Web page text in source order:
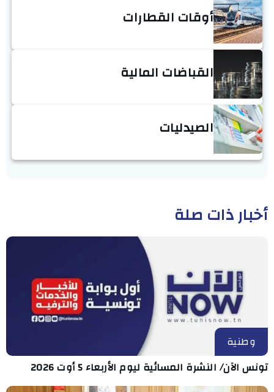
أوقات القطارات
القباضات المالية
الصيدليات
أخبار ذات صلة
وطنية
تونس الآن/ النشرة المسائية ليوم الأربعاء 5 أوت 2026